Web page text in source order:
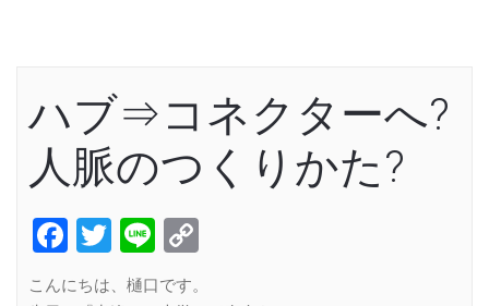
ハブ⇒コネクターへ?
人脈のつくりかた?
Facebook
Twitter
Line
こんにちは、樋口です。